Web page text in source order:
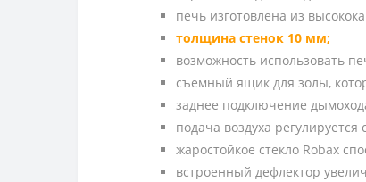
печь изготовлена из
толщина стенок 10 мм;
возможность использовать
съемный ящик для золы,
заднее подключение
подача воздуха
жаростойкое стекло Robax
встроенный дефлектор